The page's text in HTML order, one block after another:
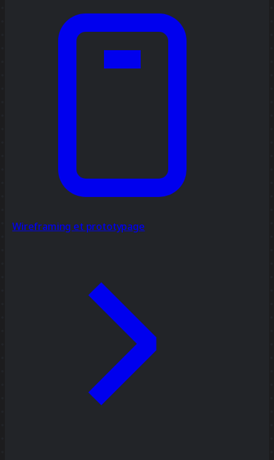
Wireframing et prototypage